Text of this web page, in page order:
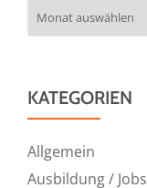
KATEGORIEN
Allgemein
Ausbildung / Jobs